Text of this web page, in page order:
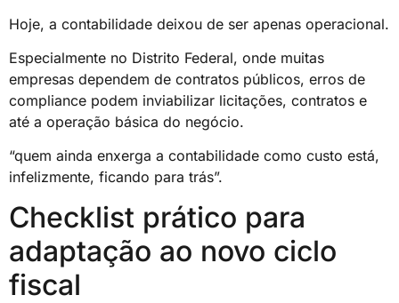
Hoje, a contabilidade deixou de ser apenas operacional.
Especialmente no Distrito Federal, onde muitas
empresas dependem de contratos públicos, erros de
compliance podem inviabilizar licitações, contratos e
até a operação básica do negócio.
“quem ainda enxerga a contabilidade como custo está,
infelizmente, ficando para trás”.
Checklist prático para
adaptação ao novo ciclo
fiscal